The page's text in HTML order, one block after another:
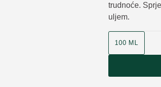
trudnoće.
uljem.
100 ML